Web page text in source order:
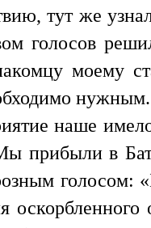
тут же
голосов
моему
нужным.
наше
прибыли в
голосом:
оскорбленного